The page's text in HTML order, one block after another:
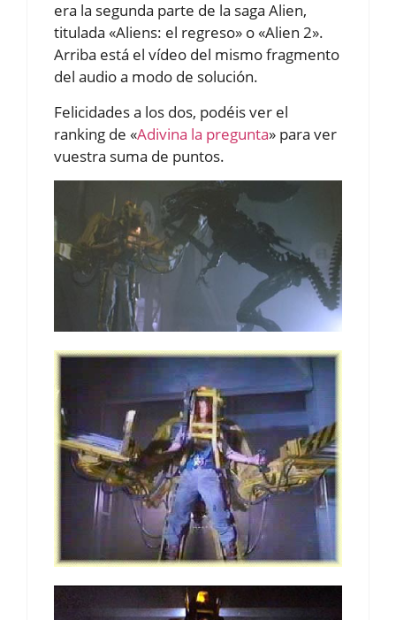
era la segunda parte de la saga Alien,
titulada «Aliens: el regreso» o «Alien 2».
Arriba está el vídeo del mismo fragmento
del audio a modo de solución.
Felicidades a los dos, podéis ver el
ranking de «Adivina la pregunta» para ver
vuestra suma de puntos.